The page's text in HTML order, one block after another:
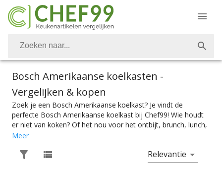
Bosch Amerikaanse koelkasten -
Vergelijken & kopen
Zoek je een Bosch Amerikaanse koelkast? Je vindt de
perfecte Bosch Amerikaanse koelkast bij Chef99! Wie houdt
er niet van koken? Of het nou voor het ontbijt, brunch, lunch,
avondeten of dessert is. Vanzelfsprekend is het belangrijk om
Bosch Amerikaanse koelkasten vind je bij Chef99. Voor het
perfect gekoelde eten en goed bevroren ijs heb je natuurlijk
Meer
Relevantie